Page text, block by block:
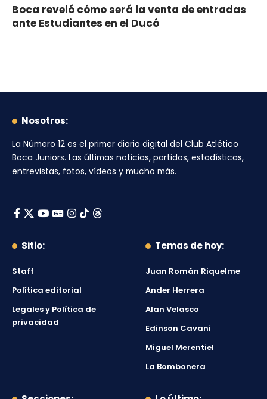
Boca reveló cómo será la venta de entradas
ante Estudiantes en el Ducó
Nosotros:
La Número 12 es el primer diario digital del Club Atlético
Boca Juniors. Las últimas noticias, partidos, estadísticas,
entrevistas, fotos, vídeos y mucho más.
Sitio:
Staff
Política editorial
Legales y Política de
privacidad
Temas de hoy:
Juan Román Riquelme
Ander Herrera
Alan Velasco
Edinson Cavani
Miguel Merentiel
La Bombonera